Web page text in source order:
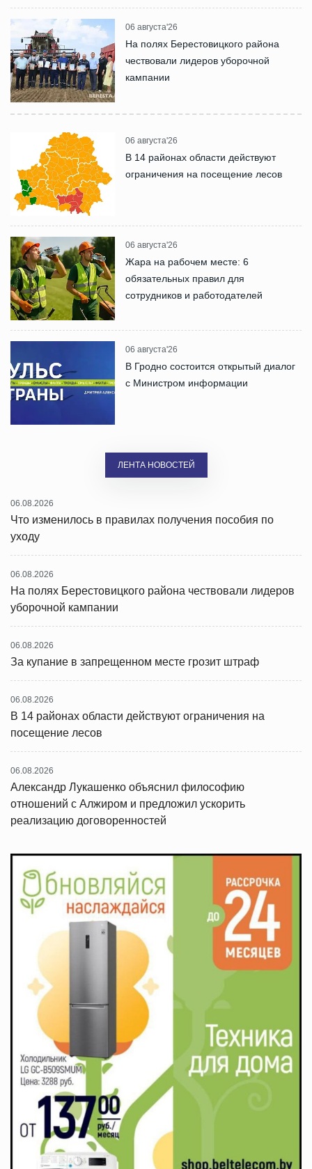
06 августа'26
На полях Берестовицкого района
чествовали лидеров уборочной
кампании
06 августа'26
В 14 районах области действуют
ограничения на посещение лесов
06 августа'26
Жара на рабочем месте: 6
обязательных правил для
сотрудников и работодателей
06 августа'26
В Гродно состоится открытый диалог
с Министром информации
ЛЕНТА НОВОСТЕЙ
06.08.2026
Что изменилось в правилах получения пособия по
уходу
06.08.2026
На полях Берестовицкого района чествовали лидеров
уборочной кампании
06.08.2026
За купание в запрещенном месте грозит штраф
06.08.2026
В 14 районах области действуют ограничения на
посещение лесов
06.08.2026
Александр Лукашенко объяснил философию
отношений с Алжиром и предложил ускорить
реализацию договоренностей